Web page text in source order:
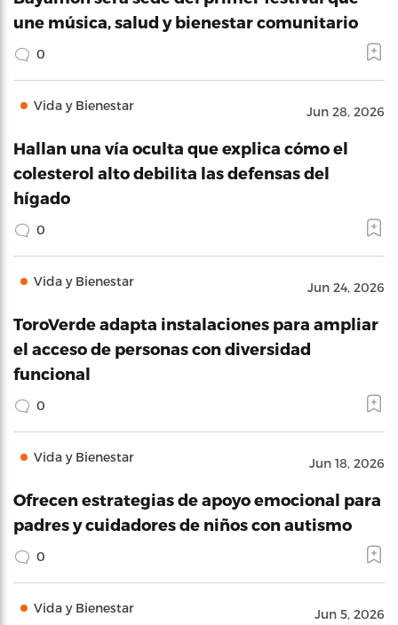
une música, salud y bienestar comunitario
0
Vida y Bienestar Jun 28, 2026
Hallan una vía oculta que explica cómo el
colesterol alto debilita las defensas del
hígado
0
Vida y Bienestar Jun 24, 2026
ToroVerde adapta instalaciones para ampliar
el acceso de personas con diversidad
funcional
0
Vida y Bienestar Jun 18, 2026
Ofrecen estrategias de apoyo emocional para
padres y cuidadores de niños con autismo
0
Vida y Bienestar Jun 5, 2026